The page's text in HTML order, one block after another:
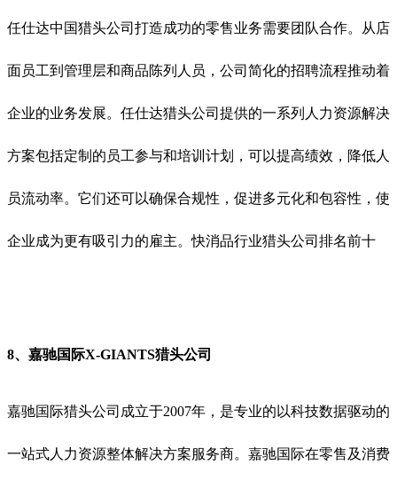
任仕达中国猎头公司 打造成功的零售业务需要团队合作。从店
面员工到管理层和商品陈列人员，公司简化的招聘流程推动着
企业的业务发展。任仕达猎头公司提供的一系列人力资源解决
方案包括定制的员工参与和培训计划，可以提高绩效，降低人
员流动率。它们还可以确保合规性，促进多元化和包容性，使
企业成为更有吸引力的雇主。快消品行业猎头公司排名前十
8、 嘉驰国际X-GIANTS猎头公司
嘉驰国际猎头公司成立于2007年，是专业的以科技数据驱动的
一站式人力资源整体解决方案服务商。嘉驰国际在零售及消费